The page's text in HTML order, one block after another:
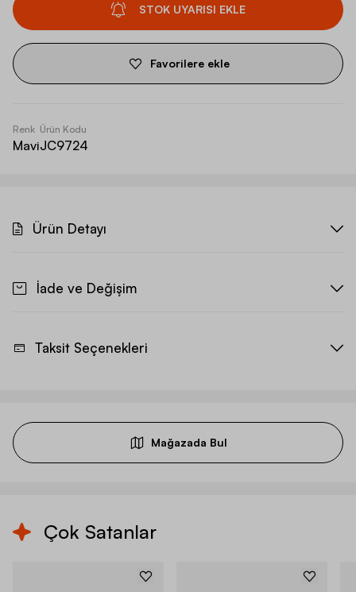
STOK UYARISI EKLE
Favorilere ekle
Renk
Mavi
Ürün Kodu
JC9724
Ürün Detayı
İade ve Değişim
Taksit Seçenekleri
Mağazada Bul
Çok Satanlar